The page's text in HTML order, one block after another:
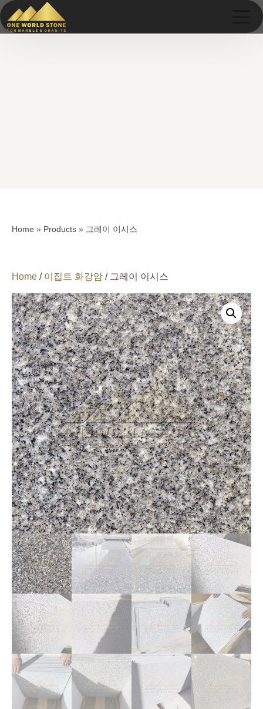
Home » Products » 그레이 이시스
Home / 이집트 화강암 / 그레이 이시스